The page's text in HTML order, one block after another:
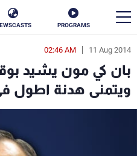
PROGRAMS
11 Aug 2014
02:46 AM
بان كي مون يشيد
ويتمنى هدنة اطول
en
الأخبار
سياسة